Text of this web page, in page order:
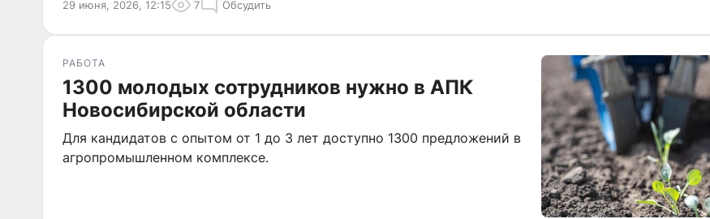
29 июня, 2026, 12:15 7 Обсудить
РАБОТА
1300 молодых сотрудников нужно в АПК
Новосибирской области
Для кандидатов с опытом от 1 до 3 лет доступно 1300 предложений в
агропромышленном комплексе.